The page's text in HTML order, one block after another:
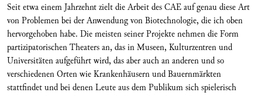
Seit etwa einem Jahrzehnt zielt die Arbeit des CAE auf genau diese Art
von Problemen bei der Anwendung von Biotechnologie, die ich oben
hervorgehoben habe. Die meisten seiner Projekte nehmen die Form
partizipatorischen Theaters an, das in Museen, Kulturzentren und
Universitäten aufgeführt wird, das aber auch an anderen und so
verschiedenen Orten wie Krankenhäusern und Bauernmärkten
stattfindet und bei denen Leute aus dem Publikum sich spielerisch